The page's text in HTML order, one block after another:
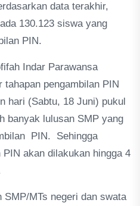
data terakhir,
130.123 siswa yang
PIN.
Indar Parawansa
pengambilan PIN
hari (Sabtu, 18 Juni) pukul
banyak lulusan SMP yang
PIN. Sehingga
PIN akan dilakukan hingga 4
MTs negeri dan swata